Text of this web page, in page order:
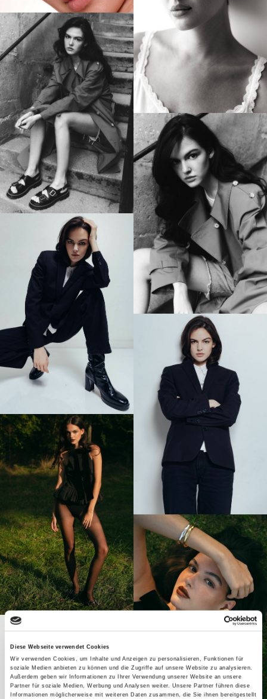
Diese Webseite verwendet Cookies
Wir verwenden Cookies, um Inhalte und Anzeigen zu personalisieren, Funktionen für
soziale Medien anbieten zu können und die Zugriffe auf unsere Website zu analysieren.
Außerdem geben wir Informationen zu Ihrer Verwendung unserer Website an unsere
Partner für soziale Medien, Werbung und Analysen weiter. Unsere Partner führen diese
Informationen möglicherweise mit weiteren Daten zusammen, die Sie ihnen bereitgestellt